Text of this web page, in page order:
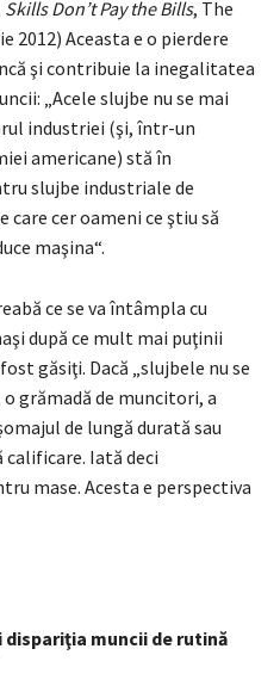
Skills Don’t Pay the Bills, The
2012) Aceasta e o pierdere
şi contribuie la inegalitatea
„Acele slujbe nu se mai
industriei (şi, într-un
americane) stă în
slujbe industriale de
cer oameni ce ştiu să
maşina“.
ce se va întâmpla cu
după ce mult mai puţinii
găsiţi. Dacă „slujbele nu se
grămadă de muncitori, a
de lungă durată sau
Iată deci
mase. Acesta e perspectiva
muncii de rutină